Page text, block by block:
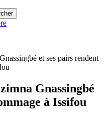
et ses pairs rendent
Gnassingbé
à Issifou